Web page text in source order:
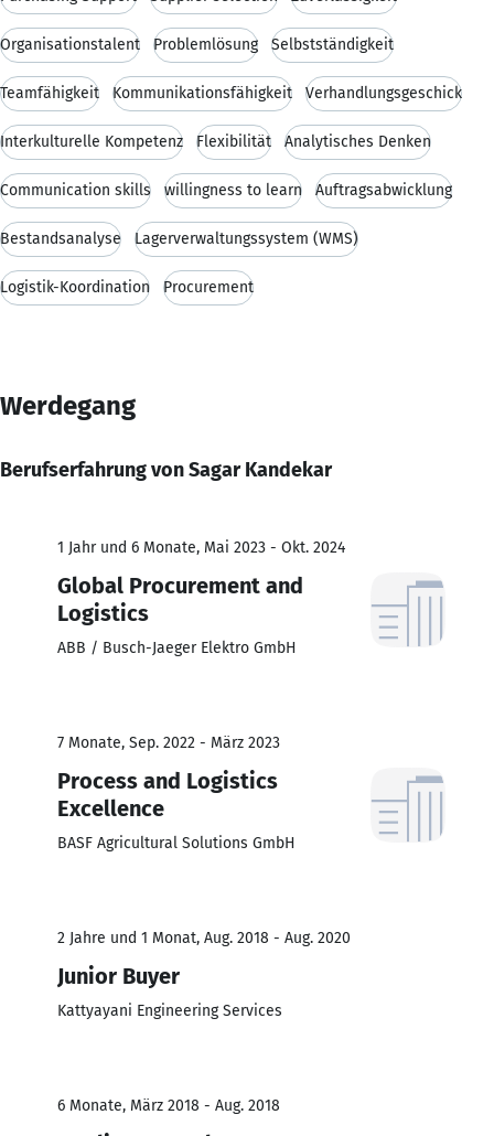
Organisationstalent Problemlösung Selbstständigkeit
Teamfähigkeit Kommunikationsfähigkeit Verhandlungsgeschick
Interkulturelle Kompetenz Flexibilität Analytisches Denken
Communication skills willingness to learn Auftragsabwicklung
Bestandsanalyse Lagerverwaltungssystem (WMS)
Logistik-Koordination Procurement
Werdegang
Berufserfahrung von Sagar Kandekar
1 Jahr und 6 Monate, Mai 2023 - Okt. 2024
Global Procurement and
Logistics
ABB / Busch-Jaeger Elektro GmbH
7 Monate, Sep. 2022 - März 2023
Process and Logistics
Excellence
BASF Agricultural Solutions GmbH
2 Jahre und 1 Monat, Aug. 2018 - Aug. 2020
Junior Buyer
Kattyayani Engineering Services
6 Monate, März 2018 - Aug. 2018